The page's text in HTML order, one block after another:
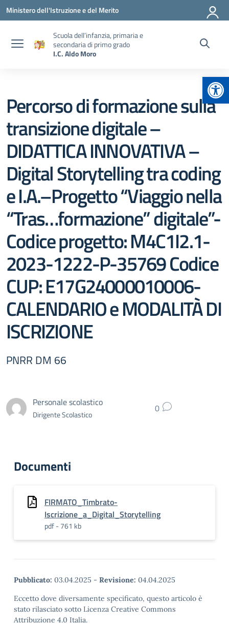
Vai ai contenuti
Vai al menu di navigazione
Vai al footer
Ministero dell'Istruzione e del Merito
Scuola dell’infanzia, primaria e
secondaria di primo grado
I.C. Aldo Moro
Percorso di formazione sulla
transizione digitale –
DIDATTICA INNOVATIVA –
Digital Storytelling tra coding
e I.A.–Progetto “Viaggio nella
“Tras…formazione” digitale”-
Codice progetto: M4C1I2.1-
2023-1222-P-35769 Codice
CUP: E17G24000010006-
CALENDARIO e MODALITÀ DI
ISCRIZIONE
PNRR DM 66
Personale scolastico
Dirigente Scolastico 0
Documenti
FIRMATO_Timbrato-
Iscrizione_a_Digital_Storytelling
pdf - 761 kb
Pubblicato: 03.04.2025 - Revisione: 04.04.2025
Eccetto dove diversamente specificato, questo articolo è
stato rilasciato sotto Licenza Creative Commons
Attribuzione 4.0 Italia.